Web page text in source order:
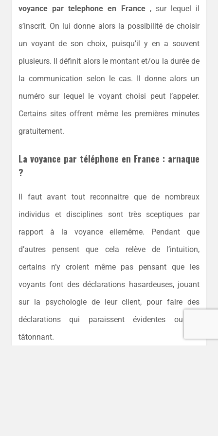
voyance par telephone en France, sur lequel il
s’inscrit. On lui donne alors la possibilité de choisir
un voyant de son choix, puisqu’il y en a souvent
plusieurs. Il définit alors le montant et/ou la durée de
la communication selon le cas. Il donne alors un
numéro sur lequel le voyant choisi peut l’appeler.
Certains sites offrent même les premières minutes
gratuitement.
La voyance par téléphone en France : arnaque
?
Il faut avant tout reconnaitre que de nombreux
individus et disciplines sont très sceptiques par
rapport à la voyance elle­même. Pendant que
d’autres pensent que cela relève de l’intuition,
certains n’y croient même pas pensant que les
voyants font des déclarations hasardeuses, jouant
sur la psychologie de leur client, pour faire des
déclarations qui paraissent évidentes ou en
tâtonnant.